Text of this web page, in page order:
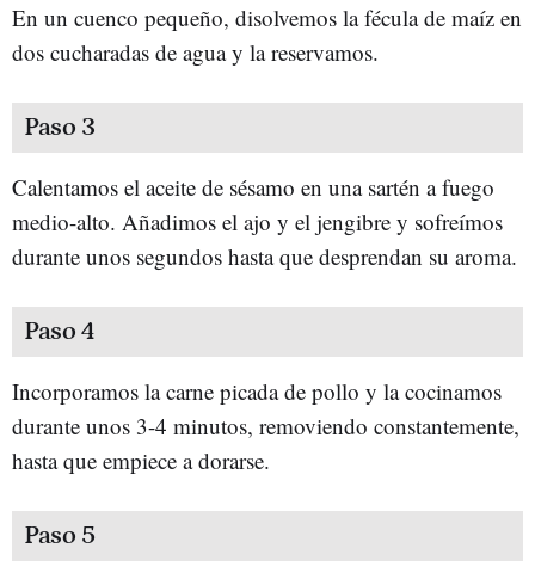
En un cuenco pequeño, disolvemos la fécula de maíz en
dos cucharadas de agua y la reservamos.
Paso 3
Calentamos el aceite de sésamo en una sartén a fuego
medio-alto. Añadimos el ajo y el jengibre y sofreímos
durante unos segundos hasta que desprendan su aroma.
Paso 4
Incorporamos la carne picada de pollo y la cocinamos
durante unos 3-4 minutos, removiendo constantemente,
hasta que empiece a dorarse.
Paso 5